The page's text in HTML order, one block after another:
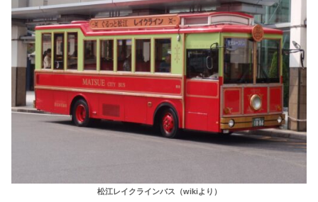
松江レイクラインバス（wikiより）